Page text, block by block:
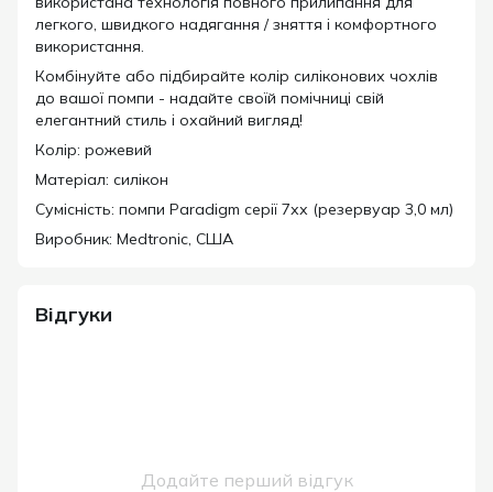
легкого, швидкого надягання / зняття і комфортного
використання.
Комбінуйте або підбирайте колір силіконових чохлів
до вашої помпи - надайте своїй помічниці свій
елегантний стиль і охайний вигляд!
Колір: рожевий
Матеріал: силікон
Сумісність: помпи Paradigm серії 7хх (резервуар 3,0 мл)
Виробник: Medtronic, США
Відгуки
Додайте перший відгук